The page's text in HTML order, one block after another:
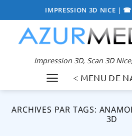
au
contenu
IMPRESSION 3D NICE | ☎
Impression 3D, Scan 3D
< MENU DE
ARCHIVES PAR TAGS:
3D